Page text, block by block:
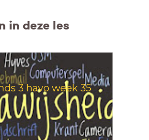
in deze les
3 havo week 35